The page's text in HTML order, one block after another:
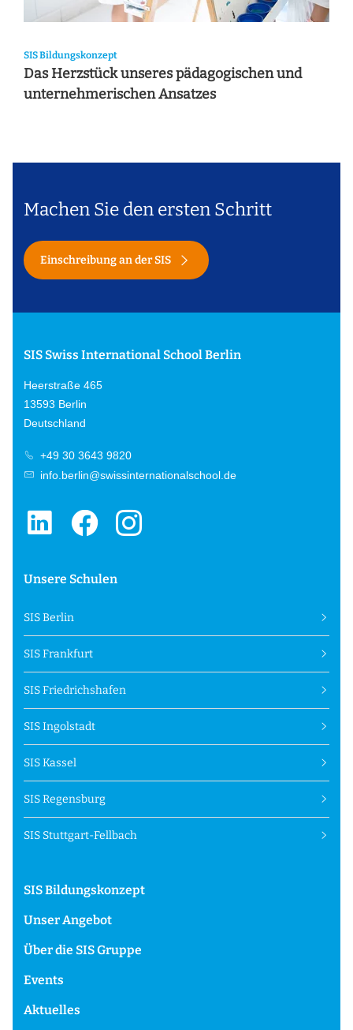
SIS Bildungskonzept
Das Herzstück unseres pädagogischen und
unternehmerischen Ansatzes
Machen Sie den ersten Schritt
Einschreibung an der SIS
SIS Swiss International School Berlin
Heerstraße 465
13593 Berlin
Deutschland
+49 30 3643 9820
info.berlin@swissinternationalschool.de
Unsere Schulen
SIS Berlin
SIS Frankfurt
SIS Friedrichshafen
SIS Ingolstadt
SIS Kassel
SIS Regensburg
SIS Stuttgart-Fellbach
SIS Bildungskonzept
Unser Angebot
Über die SIS Gruppe
Events
Aktuelles